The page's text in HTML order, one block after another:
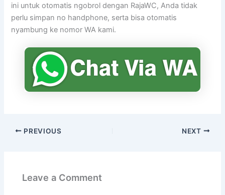
ini untuk otomatis ngobrol dengan RajaWC, Anda tidak
perlu simpan no handphone, serta bisa otomatis
nyambung ke nomor WA kami.
PREVIOUS NEXT
Leave a Comment